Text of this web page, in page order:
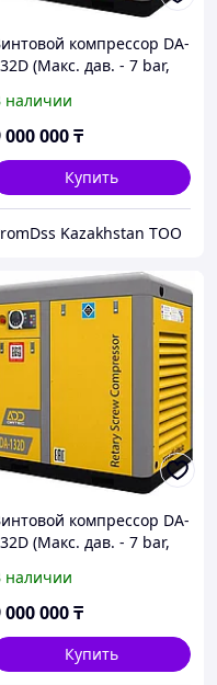
компрессор DA-
(Макс. дав. - 7 bar,
наличии
000 000₸
Купить
Kazakhstan TOO
компрессор DA-
(Макс. дав. - 7 bar,
наличии
000 000₸
Купить